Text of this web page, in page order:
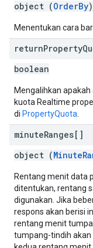
object (OrderBy)
Menentukan cara
returnProperty
boolean
Mengalihkan
kuota Realtime
di PropertyQuota
minuteRanges[]
object (
Rentang menit data
ditentukan, rentang
digunakan. Jika
respons akan berisi
rentang menit
tumpang-tindih